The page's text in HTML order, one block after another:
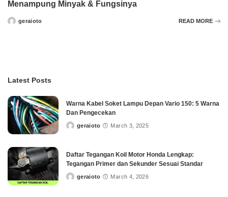
Menampung Minyak & Fungsinya
Postedgeraioto READ MORE
Latest Posts
Warna Kabel Soket Lampu Depan Vario 150: 5 Warna
Dan Pengecekan
Postedgeraioto March 3, 2025
Daftar Tegangan Koil Motor Honda Lengkap:
Tegangan Primer dan Sekunder Sesuai Standar
Postedgeraioto March 4, 2026